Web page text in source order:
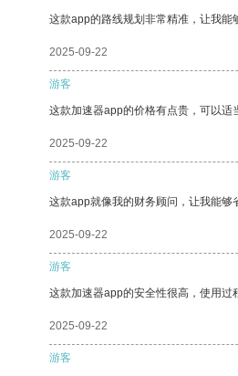
这款app的路线规划非常精准，让我能
2025-09-22
游客
这款加速器app的价格有点贵，可以适
2025-09-22
游客
这款app就像我的财务顾问，让我能够
2025-09-22
游客
这款加速器app的安全性很高，使用过
2025-09-22
游客